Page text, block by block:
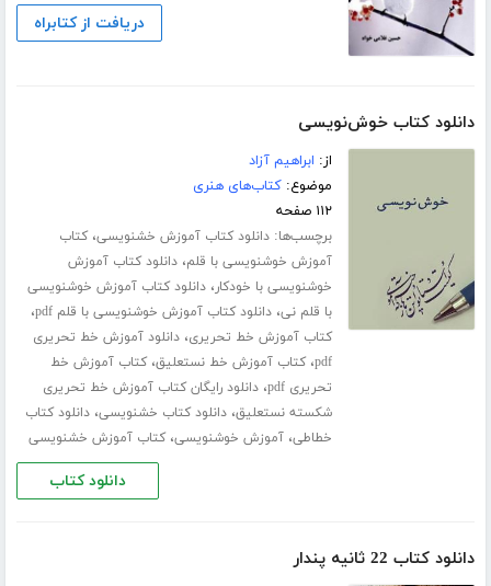
دریافت از کتابراه
دانلود کتاب خوش‌نویسی
از: ابراهیم آزاد
موضوع:کتاب‌های هنری
۱۱۲ صفحه
برچسب‌ها:دانلود کتاب آموزش خشنویسی،کتاب
آموزش خوشنویسی با قلم،دانلود کتاب آموزش
خوشنویسی با خودکار،دانلود کتاب آموزش خوشنویسی
با قلم نی،دانلود کتاب آموزش خوشنویسی با قلم pdf ،
کتاب آموزش خط تحریری،دانلود آموزش خط تحریری
pdf،کتاب آموزش خط نستعلیق،کتاب آموزش خط
تحریری pdf
،دانلود رایگان کتاب آموزش خط تحریری
شکسته نستعلیق،دانلود کتاب خشنویسی،دانلود کتاب
خطاطی،آموزش خوشنویسی،کتاب آموزش خشنویسی
دانلود کتاب
دانلود کتاب 22 ثانیه پندار